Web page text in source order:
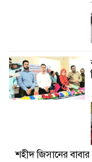
শহীদ জিসানের